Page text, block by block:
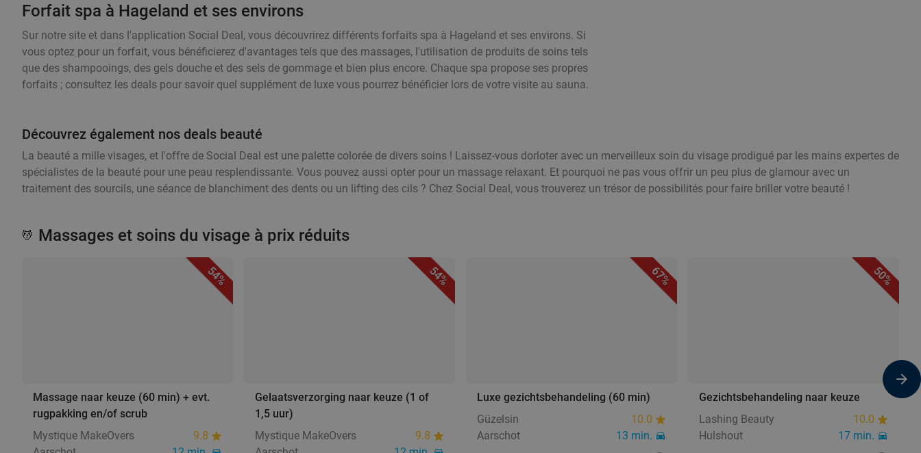
Forfait spa à Hageland et ses environs
Sur notre site et dans l'application Social Deal, vous découvrirez différents forfaits spa à Hageland et ses environs. Si
vous optez pour un forfait, vous bénéficierez d'avantages tels que des massages, l'utilisation de produits de soins tels
que des shampooings, des gels douche et des sels de gommage et bien plus encore. Chaque spa propose ses propres
forfaits ; consultez les deals pour savoir quel supplément de luxe vous pourrez bénéficier lors de votre visite au sauna.
Découvrez également nos deals beauté
La beauté a mille visages, et l'offre de Social Deal est une palette colorée de divers soins ! Laissez-vous dorloter avec un merveilleux soin du visage prodigué par les mains expertes de
spécialistes de la beauté pour une peau resplendissante. Vous pouvez aussi opter pour un massage relaxant. Et pourquoi ne pas vous offrir un peu plus de glamour avec un
traitement des sourcils, une séance de blanchiment des dents ou un lifting des cils ? Chez Social Deal, vous trouverez un trésor de possibilités pour faire briller votre beauté !
💆 Massages et soins du visage à prix réduits
54%
Massage naar keuze (60 min) + evt.
rugpakking en/of scrub
Mystique MakeOvers
9.8
54%
Gelaatsverzorging naar keuze (1 of
1,5 uur)
Mystique MakeOvers
9.8
67%
Luxe gezichtsbehandeling (60 min)
Güzelsin
10.0
Aarschot
13 min.
50%
Gezichtsbehandeling naar keuze
Lashing Beauty
10.0
Hulshout
17 min.